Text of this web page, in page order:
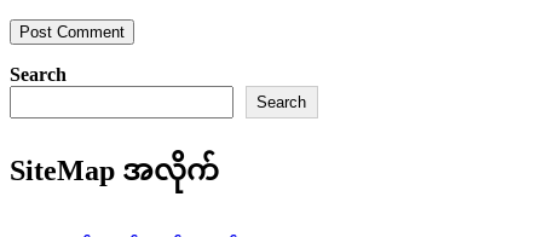
Search
Search
SiteMap အလိုက်